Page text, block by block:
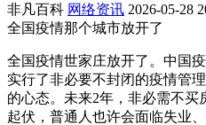
非凡百科 网络资讯 2026-05-28
全国疫情那个城市放开了
全国疫情世家庄放开了。中国
实行了非必要不封闭的疫情管
的心态。未来2年，非必需不
起伏，普通人也许会面临失业